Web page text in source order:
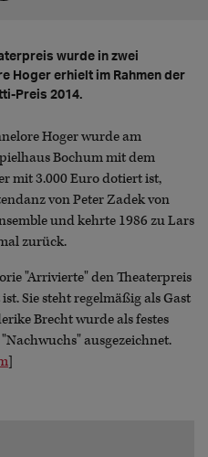
wurde in zwei
Hoger erhielt im Rahmen der
Preis 2014.
Hoger wurde am
Bochum mit dem
mit 3.000 Euro dotiert ist,
von Peter Zadek von
und kehrte 1986 zu Lars
zurück.
"Arrivierte" den Theaterpreis
Sie steht regelmäßig als Gast
Brecht wurde als festes
ausgezeichnet.
]